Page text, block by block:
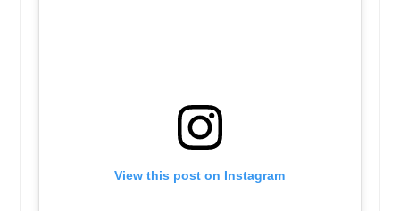
View this post on Instagram